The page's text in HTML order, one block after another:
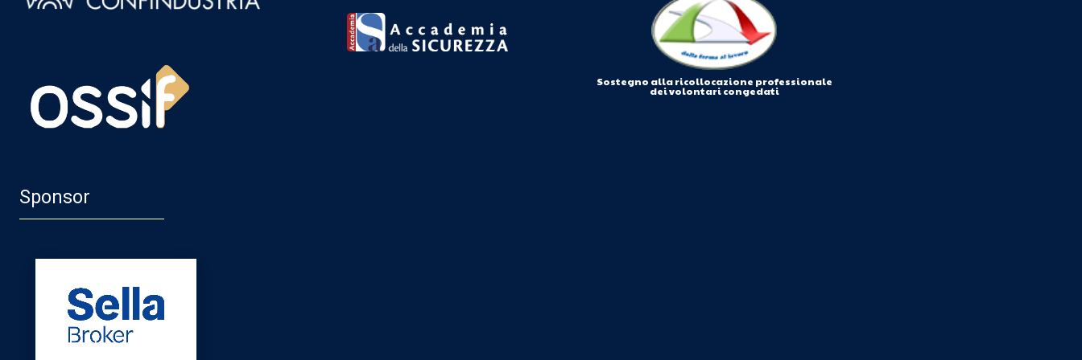
Sostegno alla ricollocazione professionale
dei volontari congedati
Sponsor